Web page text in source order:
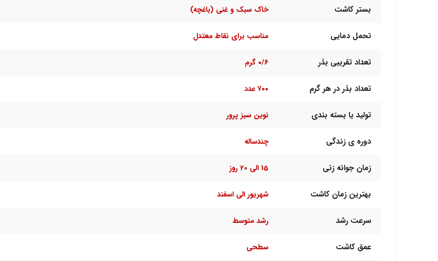
بستر کاشت خاک سبک و غنی (باغچه)
تحمل دمایی مناسب برای نقاط معتدل
تعداد تقریبی بذر ۰/۶ گرم
تعداد بذر در هر گرم ۷۰۰ عدد
تولید یا بسته بندی نوین سبز پرور
دوره ی زندگی چندساله
زمان جوانه زنی 15 الی 20 روز
بهترین زمان کاشت شهریور الی اسفند
سرعت رشد رشد متوسط
عمق کاشت سطحی